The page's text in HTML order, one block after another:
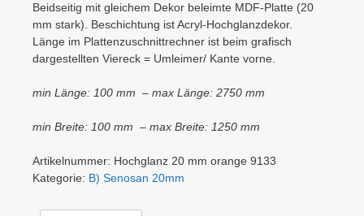
Beidseitig mit gleichem Dekor beleimte MDF-Platte (20
mm stark). Beschichtung ist Acryl-Hochglanzdekor.
Länge im Plattenzuschnittrechner ist beim grafisch
dargestellten Viereck = Umleimer/ Kante vorne.
min Länge: 100 mm – max Länge: 2750 mm
min Breite: 100 mm – max Breite: 1250 mm
Artikelnummer: Hochglanz 20 mm orange 9133
Kategorie: B) Senosan 20mm